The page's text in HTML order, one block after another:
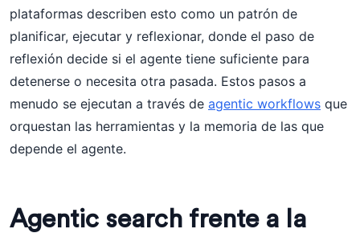
plataformas describen esto como un patrón de
planificar, ejecutar y reflexionar, donde el paso de
reflexión decide si el agente tiene suficiente para
detenerse o necesita otra pasada. Estos pasos a
menudo se ejecutan a través de agentic workflows que
orquestan las herramientas y la memoria de las que
depende el agente.
Agentic search frente a la